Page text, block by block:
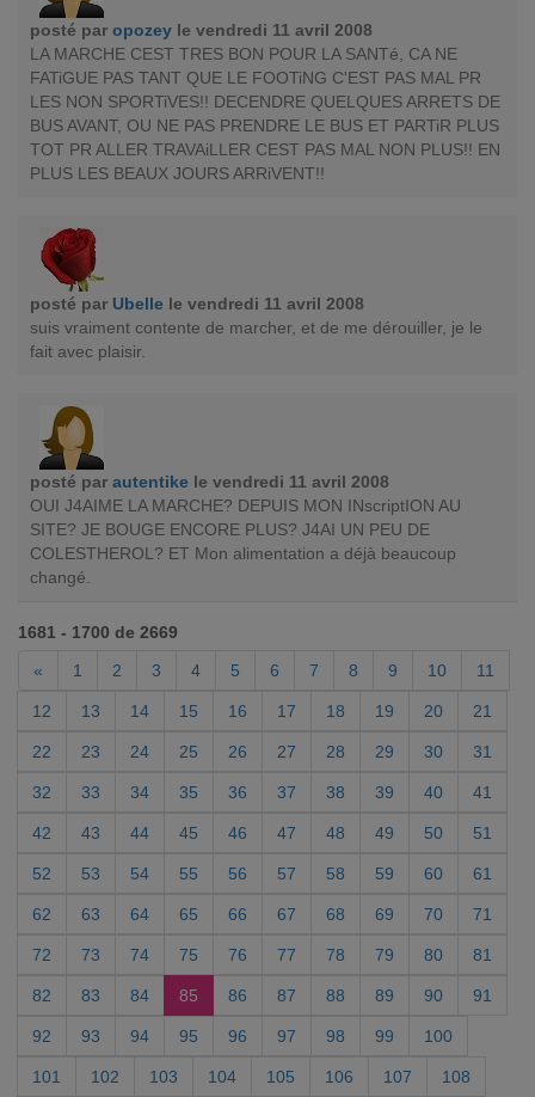
posté par opozey le vendredi 11 avril 2008
LA MARCHE CEST TRES BON POUR LA SANTé, CA NE
FATiGUE PAS TANT QUE LE FOOTiNG C'EST PAS MAL PR
LES NON SPORTiVES!! DECENDRE QUELQUES ARRETS DE
BUS AVANT, OU NE PAS PRENDRE LE BUS ET PARTiR PLUS
TOT PR ALLER TRAVAiLLER CEST PAS MAL NON PLUS!! EN
PLUS LES BEAUX JOURS ARRiVENT!!
posté par Ubelle le vendredi 11 avril 2008
suis vraiment contente de marcher, et de me dérouiller, je le
fait avec plaisir.
posté par autentike le vendredi 11 avril 2008
OUI J4AIME LA MARCHE? DEPUIS MON INscriptION AU
SITE? JE BOUGE ENCORE PLUS? J4AI UN PEU DE
COLESTHEROL? ET Mon alimentation a déjà beaucoup
changé.
1681 - 1700 de 2669
«
1 2 3 4 5 6 7 8 9 10 11
12 13 14 15 16 17 18 19 20 21
22 23 24 25 26 27 28 29 30 31
32 33 34 35 36 37 38 39 40 41
42 43 44 45 46 47 48 49 50 51
52 53 54 55 56 57 58 59 60 61
62 63 64 65 66 67 68 69 70 71
72 73 74 75 76 77 78 79 80 81
82 83 84 85 86 87 88 89 90 91
92 93 94 95 96 97 98 99 100
101 102 103 104 105 106 107 108